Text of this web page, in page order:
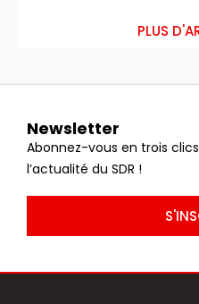
PLUS
Newsletter
Abonnez-vous en trois
l’actualité du SDR !